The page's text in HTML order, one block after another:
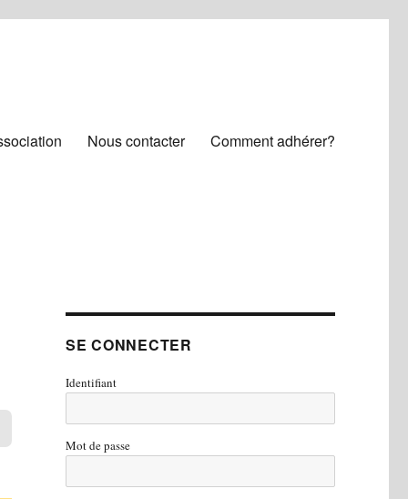
Nous contacter Comment adhérer?
SE CONNECTER
Identifiant
Mot de passe